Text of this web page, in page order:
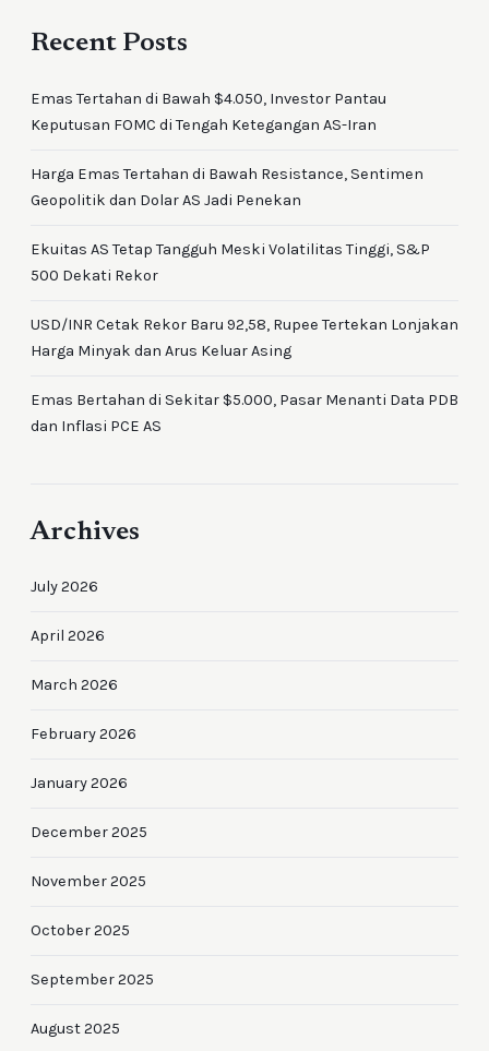
Recent Posts
Emas Tertahan di Bawah $4.050, Investor Pantau
Keputusan FOMC di Tengah Ketegangan AS-Iran
Harga Emas Tertahan di Bawah Resistance, Sentimen
Geopolitik dan Dolar AS Jadi Penekan
Ekuitas AS Tetap Tangguh Meski Volatilitas Tinggi, S&P
500 Dekati Rekor
USD/INR Cetak Rekor Baru 92,58, Rupee Tertekan Lonjakan
Harga Minyak dan Arus Keluar Asing
Emas Bertahan di Sekitar $5.000, Pasar Menanti Data PDB
dan Inflasi PCE AS
Archives
July 2026
April 2026
March 2026
February 2026
January 2026
December 2025
November 2025
October 2025
September 2025
August 2025